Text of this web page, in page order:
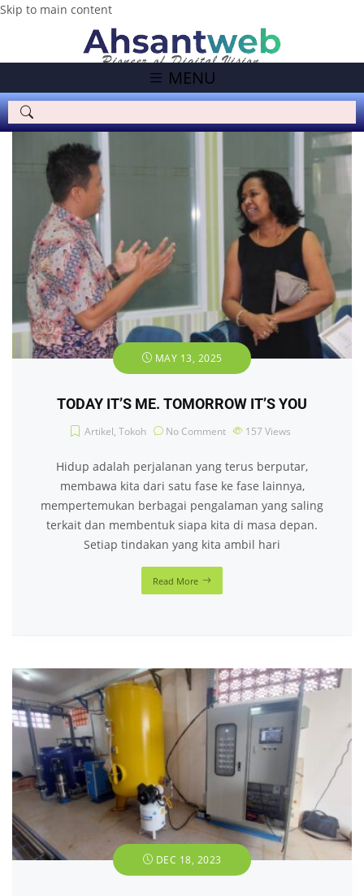
Skip to main content
MENU
MAY 13, 2025
TODAY IT’S ME. TOMORROW IT’S YOU
Artikel, Tokoh No Comment 157 Views
Hidup adalah perjalanan yang terus berputar,
membawa kita dari satu fase ke fase lainnya,
mempertemukan berbagai pengalaman yang saling
terkait dan membentuk siapa kita di masa depan.
Setiap tindakan yang kita ambil hari
Read More
DEC 18, 2023